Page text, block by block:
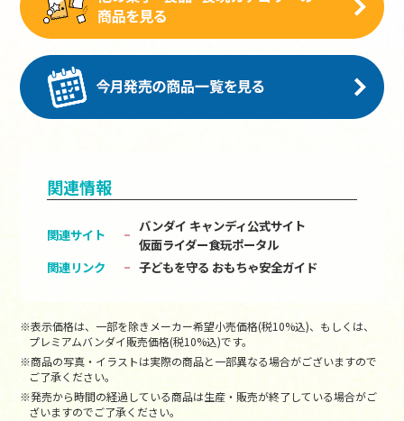
関連情報
関連サイト
バンダイ キャンディ公式サイト
仮面ライダー食玩ポータル
関連リンク
子どもを守る おもちゃ安全ガイド
※表示価格は、一部を除きメーカー希望小売価格(税10%込)、もしくは、
プレミアムバンダイ販売価格(税10%込)です。
※商品の写真・イラストは実際の商品と一部異なる場合がございますので
ご了承ください。
※発売から時間の経過している商品は生産・販売が終了している場合がご
ざいますのでご了承ください。